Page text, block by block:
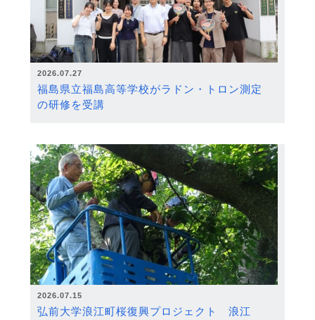
2026.07.27
福島県立福島高等学校がラドン・トロン測定
の研修を受講
2026.07.15
弘前大学浪江町桜復興プロジェクト 浪江